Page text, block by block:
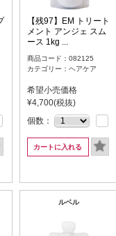
【残97】EM トリート
メント アンジェ スム
ース 1kg ...
商品コード：082125
カテゴリー：ヘアケア
希望小売価格
¥4,700(税抜)
個数：
カートに入れる
ルベル